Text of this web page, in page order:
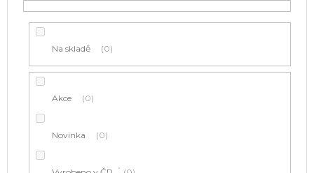
Na skladě 0
Akce 0
Novinka 0